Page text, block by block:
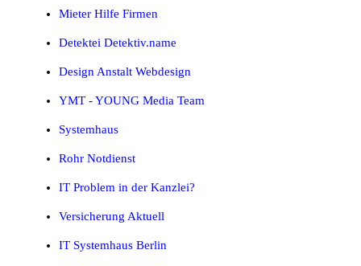
Mieter Hilfe Firmen
Detektei Detektiv.name
Design Anstalt Webdesign
YMT - YOUNG Media Team
Systemhaus
Rohr Notdienst
IT Problem in der Kanzlei?
Versicherung Aktuell
IT Systemhaus Berlin